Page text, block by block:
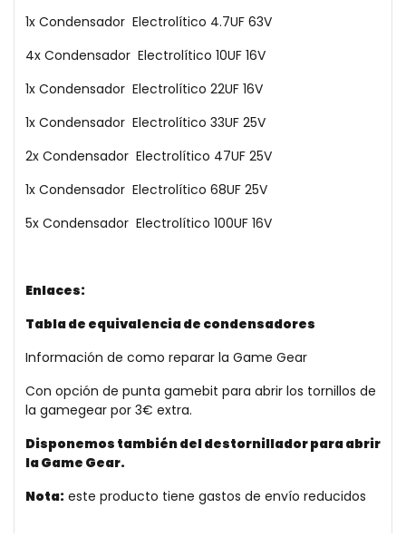
1x Condensador Electrolítico 4.7UF 63V
4x Condensador Electrolítico 10UF 16V
1x Condensador Electrolítico 22UF 16V
1x Condensador Electrolítico 33UF 25V
2x Condensador Electrolítico 47UF 25V
1x Condensador Electrolítico 68UF 25V
5x Condensador Electrolítico 100UF 16V
Enlaces:
Tabla de equivalencia de condensadores
Información de como reparar la Game Gear
Con opción de punta gamebit para abrir los tornillos de
la gamegear por 3€ extra.
Disponemos también del destornillador para abrir
la Game Gear.
Nota: este producto tiene gastos de envío reducidos